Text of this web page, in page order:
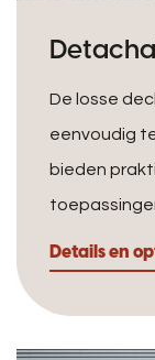
De losse
eenvoudig
bieden
Details en